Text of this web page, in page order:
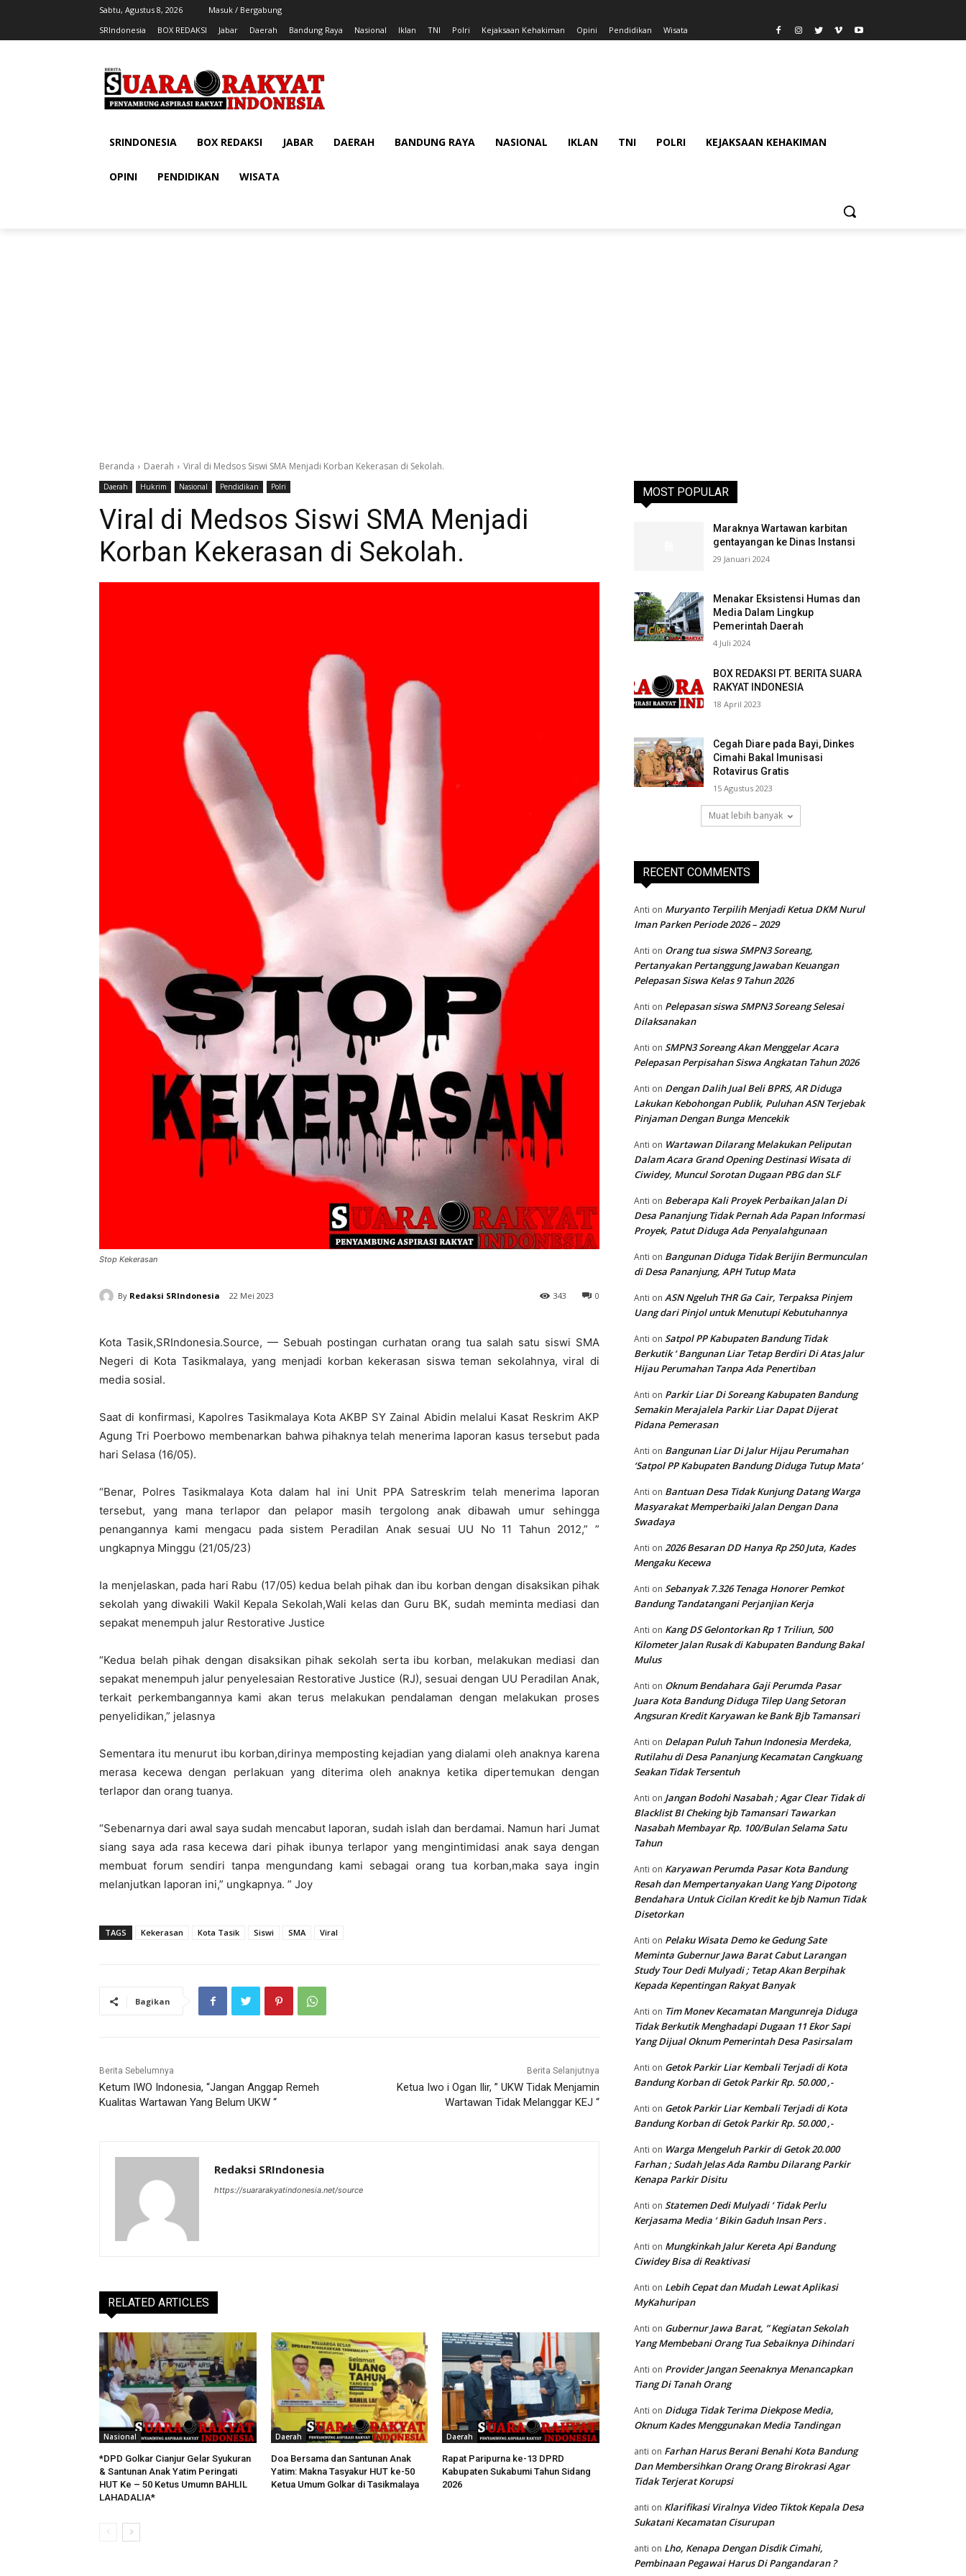
Sabtu, Agustus 8, 2026
Masuk / Bergabung
SRIndonesia
BOX REDAKSI Jabar Daerah Bandung Raya Nasional Iklan TNI Polri Kejaksaan Kehakiman Opini Pendidikan Wisata
SRINDONESIA BOX REDAKSI JABAR DAERAH BANDUNG RAYA NASIONAL IKLAN TNI POLRI KEJAKSAAN KEHAKIMAN
OPINI PENDIDIKAN WISATA
Beranda Daerah Viral di Medsos Siswi SMA Menjadi Korban Kekerasan di Sekolah.
Daerah Hukrim Nasional Pendidikan Polri
Viral di Medsos Siswi SMA Menjadi
Korban Kekerasan di Sekolah.
Stop Kekerasan
By Redaksi SRIndonesia 22 Mei 2023 0
343
Kota Tasik,SRIndonesia.Source, — Sebuah postingan curhatan orang tua salah satu siswi SMA
Negeri di Kota Tasikmalaya, yang menjadi korban kekerasan siswa teman sekolahnya, viral di
media sosial.
Saat di konfirmasi, Kapolres Tasikmalaya Kota AKBP SY Zainal Abidin melalui Kasat Reskrim AKP
Agung Tri Poerbowo membenarkan bahwa pihaknya telah menerima laporan kasus tersebut pada
hari Selasa (16/05).
“Benar, Polres Tasikmalaya Kota dalam hal ini Unit PPA Satreskrim telah menerima laporan
tersebut, yang mana terlapor dan pelapor masih tergolong anak dibawah umur sehingga
penangannya kami mengacu pada sistem Peradilan Anak sesuai UU No 11 Tahun 2012,” ”
ungkapnya Minggu (21/05/23)
Ia menjelaskan, pada hari Rabu (17/05) kedua belah pihak dan ibu korban dengan disaksikan pihak
sekolah yang diwakili Wakil Kepala Sekolah,Wali kelas dan Guru BK, sudah meminta mediasi dan
sepakat menempuh jalur Restorative Justice
“Kedua belah pihak dengan disaksikan pihak sekolah serta ibu korban, melakukan mediasi dan
sepakat menempuh jalur penyelesaian Restorative Justice (RJ), sesuai dengan UU Peradilan Anak,
terkait perkembangannya kami akan terus melakukan pendalaman dengan melakukan proses
penyelidikan,” jelasnya
Sementara itu menurut ibu korban,dirinya memposting kejadian yang dialami oleh anaknya karena
merasa kecewa dengan perlakuan yang diterima oleh anaknya ketika dipertemukan dengan
terlapor dan orang tuanya.
“Sebenarnya dari awal saya sudah mencabut laporan, sudah islah dan berdamai. Namun hari Jumat
siang saya ada rasa kecewa dari pihak ibunya terlapor yang mengintimidasi anak saya dengan
membuat forum sendiri tanpa mengundang kami sebagai orang tua korban,maka saya ingin
melanjutkan laporan ini,” ungkapnya. ” Joy
TAGS Kekerasan Kota Tasik Siswi SMA Viral
Bagikan
Berita Sebelumnya
Ketum IWO Indonesia, “Jangan Anggap Remeh
Kualitas Wartawan Yang Belum UKW “
Berita Selanjutnya
Ketua Iwo i Ogan Ilir, ” UKW Tidak Menjamin
Wartawan Tidak Melanggar KEJ “
Redaksi SRIndonesia
https://suararakyatindonesia.net/source
RELATED ARTICLES
Nasional
*DPD Golkar Cianjur Gelar Syukuran
& Santunan Anak Yatim Peringati
HUT Ke – 50 Ketus Umumn BAHLIL
LAHADALIA*
Daerah
Doa Bersama dan Santunan Anak
Yatim: Makna Tasyakur HUT ke-50
Ketua Umum Golkar di Tasikmalaya
Daerah
Rapat Paripurna ke-13 DPRD
Kabupaten Sukabumi Tahun Sidang
2026
MOST POPULAR
Maraknya Wartawan karbitan
gentayangan ke Dinas Instansi
29 Januari 2024
Menakar Eksistensi Humas dan
Media Dalam Lingkup
Pemerintah Daerah
4 Juli 2024
BOX REDAKSI PT. BERITA SUARA
RAKYAT INDONESIA
18 April 2023
Cegah Diare pada Bayi, Dinkes
Cimahi Bakal Imunisasi
Rotavirus Gratis
15 Agustus 2023
Muat lebih banyak
RECENT COMMENTS
Anti on Muryanto Terpilih Menjadi Ketua DKM Nurul
Iman Parken Periode 2026 – 2029
Anti on Orang tua siswa SMPN3 Soreang,
Pertanyakan Pertanggung Jawaban Keuangan
Pelepasan Siswa Kelas 9 Tahun 2026
Anti on Pelepasan siswa SMPN3 Soreang Selesai
Dilaksanakan
Anti on SMPN3 Soreang Akan Menggelar Acara
Pelepasan Perpisahan Siswa Angkatan Tahun 2026
Anti on Dengan Dalih Jual Beli BPRS, AR Diduga
Lakukan Kebohongan Publik, Puluhan ASN Terjebak
Pinjaman Dengan Bunga Mencekik
Anti on Wartawan Dilarang Melakukan Peliputan
Dalam Acara Grand Opening Destinasi Wisata di
Ciwidey, Muncul Sorotan Dugaan PBG dan SLF
Anti on Beberapa Kali Proyek Perbaikan Jalan Di
Desa Pananjung Tidak Pernah Ada Papan Informasi
Proyek, Patut Diduga Ada Penyalahgunaan
Anti on Bangunan Diduga Tidak Berijin Bermunculan
di Desa Pananjung, APH Tutup Mata
Anti on ASN Ngeluh THR Ga Cair, Terpaksa Pinjem
Uang dari Pinjol untuk Menutupi Kebutuhannya
Anti on Satpol PP Kabupaten Bandung Tidak
Berkutik ‘ Bangunan Liar Tetap Berdiri Di Atas Jalur
Hijau Perumahan Tanpa Ada Penertiban
Anti on Parkir Liar Di Soreang Kabupaten Bandung
Semakin Merajalela Parkir Liar Dapat Dijerat
Pidana Pemerasan
Anti on Bangunan Liar Di Jalur Hijau Perumahan
‘Satpol PP Kabupaten Bandung Diduga Tutup Mata’
Anti on Bantuan Desa Tidak Kunjung Datang Warga
Masyarakat Memperbaiki Jalan Dengan Dana
Swadaya
Anti on 2026 Besaran DD Hanya Rp 250 Juta, Kades
Mengaku Kecewa
Anti on Sebanyak 7.326 Tenaga Honorer Pemkot
Bandung Tandatangani Perjanjian Kerja
Anti on Kang DS Gelontorkan Rp 1 Triliun, 500
Kilometer Jalan Rusak di Kabupaten Bandung Bakal
Mulus
Anti on Oknum Bendahara Gaji Perumda Pasar
Juara Kota Bandung Diduga Tilep Uang Setoran
Angsuran Kredit Karyawan ke Bank Bjb Tamansari
Anti on Delapan Puluh Tahun Indonesia Merdeka,
Rutilahu di Desa Pananjung Kecamatan Cangkuang
Seakan Tidak Tersentuh
Anti on Jangan Bodohi Nasabah ; Agar Clear Tidak di
Blacklist BI Cheking bjb Tamansari Tawarkan
Nasabah Membayar Rp. 100/Bulan Selama Satu
Tahun
Anti on Karyawan Perumda Pasar Kota Bandung
Resah dan Mempertanyakan Uang Yang Dipotong
Bendahara Untuk Cicilan Kredit ke bjb Namun Tidak
Disetorkan
Anti on Pelaku Wisata Demo ke Gedung Sate
Meminta Gubernur Jawa Barat Cabut Larangan
Study Tour Dedi Mulyadi ; Tetap Akan Berpihak
Kepada Kepentingan Rakyat Banyak
Anti on Tim Monev Kecamatan Mangunreja Diduga
Tidak Berkutik Menghadapi Dugaan 11 Ekor Sapi
Yang Dijual Oknum Pemerintah Desa Pasirsalam
Anti on Getok Parkir Liar Kembali Terjadi di Kota
Bandung Korban di Getok Parkir Rp. 50.000 ,-
Anti on Getok Parkir Liar Kembali Terjadi di Kota
Bandung Korban di Getok Parkir Rp. 50.000 ,-
Anti on Warga Mengeluh Parkir di Getok 20.000
Farhan ; Sudah Jelas Ada Rambu Dilarang Parkir
Kenapa Parkir Disitu
Anti on Statemen Dedi Mulyadi ‘ Tidak Perlu
Kerjasama Media ‘ Bikin Gaduh Insan Pers .
Anti on Mungkinkah Jalur Kereta Api Bandung
Ciwidey Bisa di Reaktivasi
Anti on Lebih Cepat dan Mudah Lewat Aplikasi
MyKahuripan
Anti on Gubernur Jawa Barat, ” Kegiatan Sekolah
Yang Membebani Orang Tua Sebaiknya Dihindari
Anti on Provider Jangan Seenaknya Menancapkan
Tiang Di Tanah Orang
Anti on Diduga Tidak Terima Diekpose Media,
Oknum Kades Menggunakan Media Tandingan
anti on Farhan Harus Berani Benahi Kota Bandung
Dan Membersihkan Orang Orang Birokrasi Agar
Tidak Terjerat Korupsi
anti on Klarifikasi Viralnya Video Tiktok Kepala Desa
Sukatani Kecamatan Cisurupan
anti on Lho, Kenapa Dengan Disdik Cimahi,
Pembinaan Pegawai Harus Di Pangandaran ?